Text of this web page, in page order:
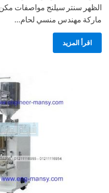
ماركة مهندس منسي لحام…
اقرأ المزيد